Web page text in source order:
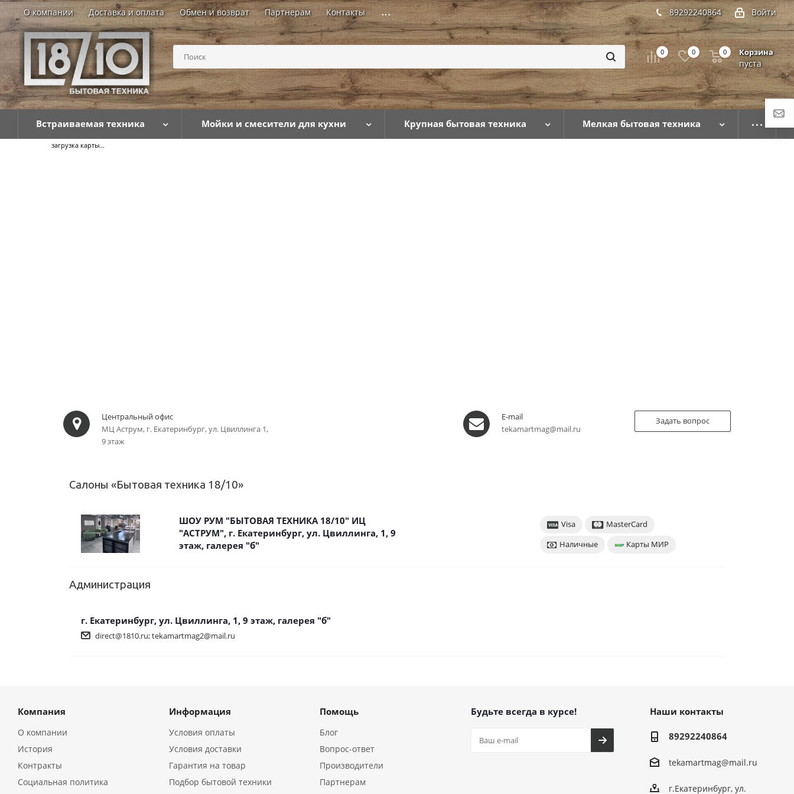
О компании Доставка и оплата Обмен и возврат Партнерам Контакты ... Войти
89292240864
0 0 Корзина
пуста
0
Встраиваемая техника Мойки и смесители для кухни Крупная бытовая техника Мелкая бытовая техника
загрузка карты...
Центральный офис
МЦ Аструм, г. Екатеринбург, ул. Цвиллинга 1,
9 этаж
E-mail
tekamartmag@mail.ru
Задать вопрос
Салоны «Бытовая техника 18/10»
ШОУ РУМ "БЫТОВАЯ ТЕХНИКА 18/10" ИЦ
"АСТРУМ", г. Екатеринбург, ул. Цвиллинга, 1, 9
этаж, галерея "б"
Visa
MasterCard
Наличные
Карты МИР
Администрация
г. Екатеринбург, ул. Цвиллинга, 1, 9 этаж, галерея "б"
direct@1810.ru; tekamartmag2@mail.ru
Компания
О компании
История
Контракты
Социальная политика
Информация
Условия оплаты
Условия доставки
Гарантия на товар
Подбор бытовой техники
Помощь
Блог
Вопрос-ответ
Производители
Партнерам
Будьте всегда в курсе! Наши контакты
89292240864
tekamartmag@mail.ru
г.Екатеринбург, ул.